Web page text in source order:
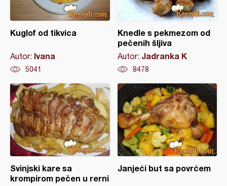
Kuglof od tikvica
Autor: Ivana
5041
Knedle s pekmezom od
pečenih šljiva
Autor: Jadranka K
8478
Svinjski kare sa
krompirom pečen u rerni
Janjeći but sa povrćem